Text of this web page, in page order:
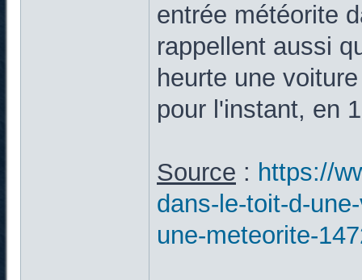
entrée météorite
rappellent aussi
heurte une
pour l'instant, en
Source : https://
dans-le-toit-d-
une-meteorite-